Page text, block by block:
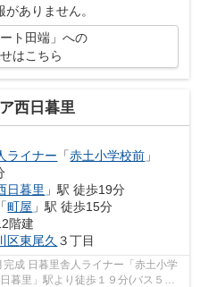
ありません。
ト田端」への
はこちら
西日暮里
ライナー 「赤土小学校前 」
日暮里 」駅 徒歩19分
「町屋 」駅 徒歩15分
階建
区東尾久 ３丁目
暮里」駅より徒歩１９分(バス５分)